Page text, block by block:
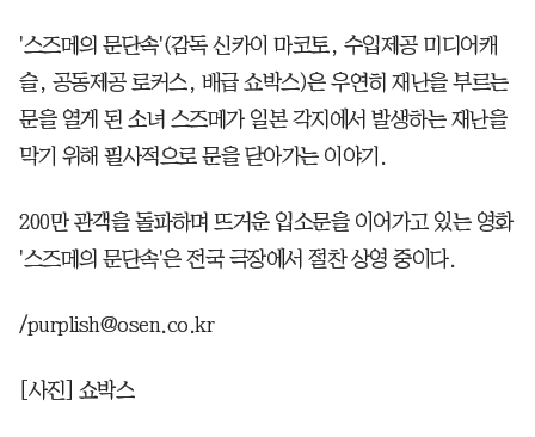
'스즈메의 문단속'(감독 신카이 마코토, 수입제공 미디어캐
슬, 공동제공 로커스, 배급 쇼박스)은 우연히 재난을 부르는
문을 열게 된 소녀 스즈메가 일본 각지에서 발생하는 재난을
막기 위해 필사적으로 문을 닫아가는 이야기.
200만 관객을 돌파하며 뜨거운 입소문을 이어가고 있는 영화
'스즈메의 문단속'은 전국 극장에서 절찬 상영 중이다.
/purplish@osen.co.kr
[사진] 쇼박스